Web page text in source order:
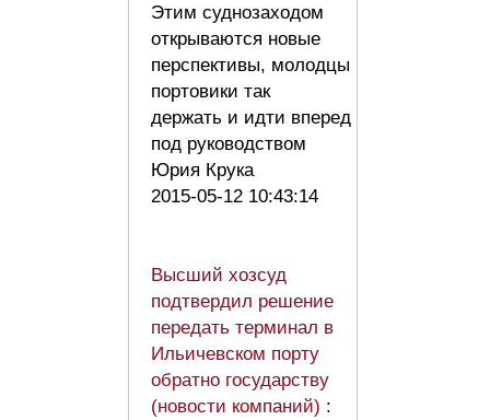
Этим суднозаходом
открываются новые
перспективы, молодцы
портовики так
держать и идти вперед
под руководством
Юрия Крука
2015-05-12 10:43:14
Высший хозсуд
подтвердил решение
передать терминал в
Ильичевском порту
обратно государству
(новости компаний) :